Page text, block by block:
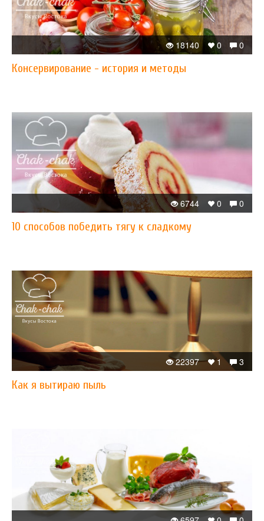
0
0
18140
Консервирование - история и методы
0
0
6744
10 способов победить тягу к сладкому
3
1
22397
Как я вытираю пыль